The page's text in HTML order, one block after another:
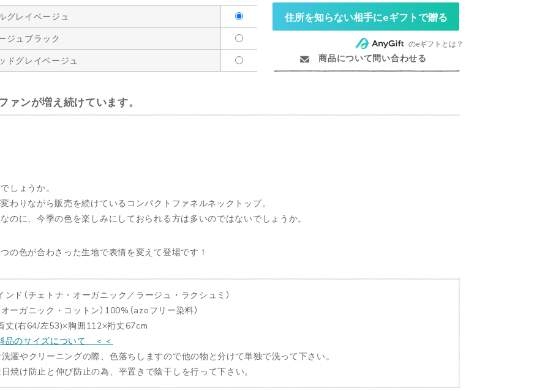
グレイベージュ
ジュブラック
ドグレイベージュ
住所を知らない相手にeギフトで贈る
のeギフトとは？
商品について問い合わせる
ァンが増え続けています。
しょうか。
わりながら販売を続けているコンパクトファネルネックトップ。
のに、今季の色を楽しみにしておられる方は多いのではないでしょうか。
の色が合わさった生地で表情を変えて登場です！
ンド（チェトナ・オーガニック／ラージュ・ラクシュミ）
ーガニック・コットン）100%（azoフリー染料）
丈(右64/左53)×胸囲112×裄丈67cm
品のサイズについて ＜＜
濯やクリーニングの際、色落ちしますので他の物と分けて単独で洗って下さい。
焼け防止と伸び防止の為、平置きで陰干しを行って下さい。